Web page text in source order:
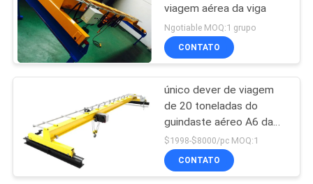
viagem aérea da viga
Ngotiable MOQ:1 grupo
CONTATO
único dever de viagem
de 20 toneladas do
guindaste aéreo A6 da
viga 10t com período de
10-25m
$1998-$8000/pc MOQ:1
CONTATO